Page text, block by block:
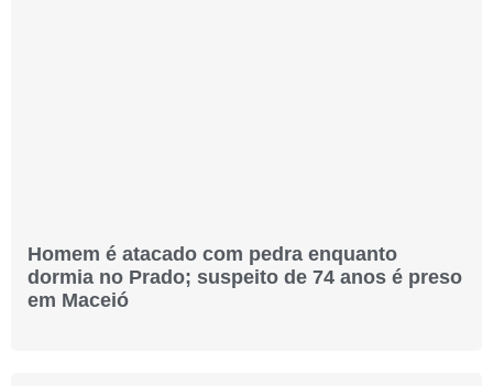
Homem é atacado com pedra enquanto
dormia no Prado; suspeito de 74 anos é preso
em Maceió